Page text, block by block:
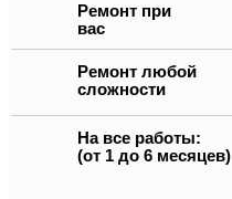
Ремонт при
вас
Ремонт любой
сложности
На все работы:
(от 1 до 6 месяцев)